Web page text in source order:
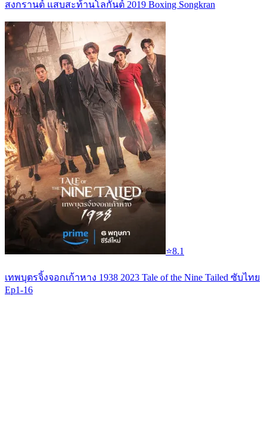
สงกรานต์ แสบสะท้านโลกันต์ 2019 Boxing Songkran
⭐8.1
เทพบุตรจิ้งจอกเก้าหาง 1938 2023 Tale of the Nine Tailed ซับไทย
Ep1-16